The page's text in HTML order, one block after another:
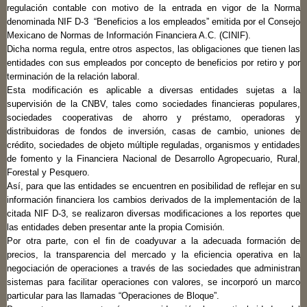
regulación contable con motivo de la entrada en vigor de la Norma
denominada NIF D-3 “Beneficios a los empleados” emitida por el Consejo
Mexicano de Normas de Información Financiera A.C. (CINIF).
Dicha norma regula, entre otros aspectos, las obligaciones que tienen las
entidades con sus empleados por concepto de beneficios por retiro y por
terminación de la relación laboral.
Esta modificación es aplicable a diversas entidades sujetas a la
supervisión de la CNBV, tales como sociedades financieras populares,
sociedades cooperativas de ahorro y préstamo, operadoras y
distribuidoras de fondos de inversión, casas de cambio, uniones de
crédito, sociedades de objeto múltiple reguladas, organismos y entidades
de fomento y la Financiera Nacional de Desarrollo Agropecuario, Rural,
Forestal y Pesquero.
Así, para que las entidades se encuentren en posibilidad de reflejar en su
información financiera los cambios derivados de la implementación de la
citada NIF D-3, se realizaron diversas modificaciones a los reportes que
las entidades deben presentar ante la propia Comisión.
Por otra parte, con el fin de coadyuvar a la adecuada formación de
precios, la transparencia del mercado y la eficiencia operativa en la
negociación de operaciones a través de las sociedades que administran
sistemas para facilitar operaciones con valores, se incorporó un marco
particular para las llamadas “Operaciones de Bloque”.